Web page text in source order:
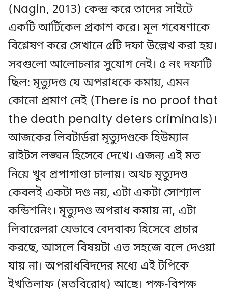
(Nagin, 2013) কেন্দ্র করে তাদের সাইটে
একটি আর্টিকেল প্রকাশ করে। মূল গবেষণাকে
বিশ্লেষণ করে সেখানে ৫টি দফা উল্লেখ করা হয়।
সবগুলো আলোচনার সুযোগ নেই। ৫ নং দফাটি
ছিল: মৃত্যুদণ্ড যে অপরাধকে কমায়, এমন
কোনো প্রমাণ নেই (There is no proof that
the death penalty deters criminals)।
আজকের লিবটার্ডরা মৃত্যুদণ্ডকে হিউম্যান
রাইটস লঙ্ঘন হিসেবে দেখে। এজন্য এই মত
নিয়ে খুব প্রপাগাণ্ডা চালায়। অথচ মৃত্যুদণ্ড
কেবলই একটা দণ্ড নয়, এটা একটা সোশ্যাল
কন্ডিশনিং। মৃত্যুদণ্ড অপরাধ কমায় না, এটা
লিবারেলরা যেভাবে বেদবাক্য হিসেবে প্রচার
করছে, আসলে বিষয়টা এত সহজে বলে দেওয়া
যায় না। অপরাধবিদদের মধ্যে এই টপিকে
ইখতিলাফ (মতবিরোধ) আছে। পক্ষ-বিপক্ষ